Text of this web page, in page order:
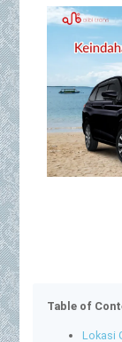
Table of
Lokasi